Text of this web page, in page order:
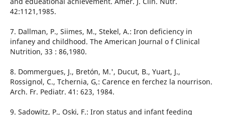
42:1121,1985.
7. Dallman, P., Siimes, M., Stekel, A.: Iron deficiency in
infaney and childhood. The American Journal o f Clinical
Nutrition, 33 : 86,1980.
8. Dommergues, J., Bretón, M.', Ducut, B., Yuart, J.,
Rossignol, C., Tchernia, G,: Carence en ferchez la nourrison.
Arch. Fr. Pediatr. 41: 623, 1984.
9. Sadowitz, P., Oski, F.: Iron status and infant feeding